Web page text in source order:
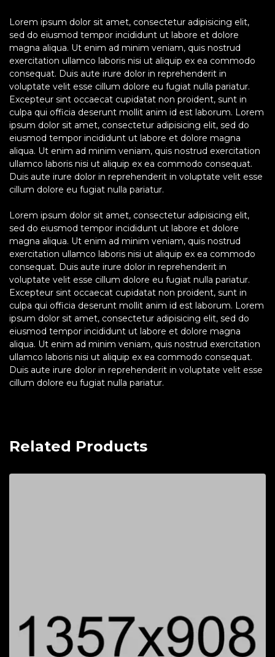
Lorem ipsum dolor sit amet, consectetur adipisicing elit,
sed do eiusmod tempor incididunt ut labore et dolore
magna aliqua. Ut enim ad minim veniam, quis nostrud
exercitation ullamco laboris nisi ut aliquip ex ea commodo
consequat. Duis aute irure dolor in reprehenderit in
voluptate velit esse cillum dolore eu fugiat nulla pariatur.
Excepteur sint occaecat cupidatat non proident, sunt in
culpa qui officia deserunt mollit anim id est laborum. Lorem
ipsum dolor sit amet, consectetur adipisicing elit, sed do
eiusmod tempor incididunt ut labore et dolore magna
aliqua. Ut enim ad minim veniam, quis nostrud exercitation
ullamco laboris nisi ut aliquip ex ea commodo consequat.
Duis aute irure dolor in reprehenderit in voluptate velit esse
cillum dolore eu fugiat nulla pariatur.
Lorem ipsum dolor sit amet, consectetur adipisicing elit,
sed do eiusmod tempor incididunt ut labore et dolore
magna aliqua. Ut enim ad minim veniam, quis nostrud
exercitation ullamco laboris nisi ut aliquip ex ea commodo
consequat. Duis aute irure dolor in reprehenderit in
voluptate velit esse cillum dolore eu fugiat nulla pariatur.
Excepteur sint occaecat cupidatat non proident, sunt in
culpa qui officia deserunt mollit anim id est laborum. Lorem
ipsum dolor sit amet, consectetur adipisicing elit, sed do
eiusmod tempor incididunt ut labore et dolore magna
aliqua. Ut enim ad minim veniam, quis nostrud exercitation
ullamco laboris nisi ut aliquip ex ea commodo consequat.
Duis aute irure dolor in reprehenderit in voluptate velit esse
cillum dolore eu fugiat nulla pariatur.
Related Products